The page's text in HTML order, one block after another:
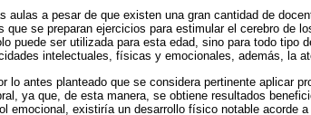
aulas a pesar de que existen una gran cantidad de
que se preparan ejercicios para estimular el cerebro de
puede ser utilizada para esta edad, sino para todo tipo
intelectuales, físicas y emocionales, además, la
lo antes planteado que se considera pertinente aplicar
ya que, de esta manera, se obtiene resultados
emocional, existiría un desarrollo físico notable acorde